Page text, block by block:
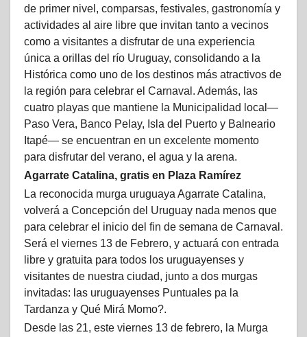
de primer nivel, comparsas, festivales, gastronomía y
actividades al aire libre que invitan tanto a vecinos
como a visitantes a disfrutar de una experiencia
única a orillas del río Uruguay, consolidando a la
Histórica como uno de los destinos más atractivos de
la región para celebrar el Carnaval. Además, las
cuatro playas que mantiene la Municipalidad local—
Paso Vera, Banco Pelay, Isla del Puerto y Balneario
Itapé— se encuentran en un excelente momento
para disfrutar del verano, el agua y la arena.
Agarrate Catalina, gratis en Plaza Ramírez
La reconocida murga uruguaya Agarrate Catalina,
volverá a Concepción del Uruguay nada menos que
para celebrar el inicio del fin de semana de Carnaval.
Será el viernes 13 de Febrero, y actuará con entrada
libre y gratuita para todos los uruguayenses y
visitantes de nuestra ciudad, junto a dos murgas
invitadas: las uruguayenses Puntuales pa la
Tardanza y Qué Mirá Momo?.
Desde las 21, este viernes 13 de febrero, la Murga